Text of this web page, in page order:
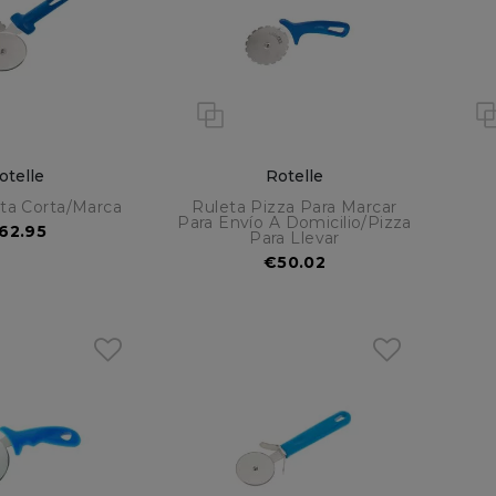
Corta/marca
Rotelle
Ruleta Pizza Para Marcar
Para Envío A Domicilio/pizza
Para Llevar
€50.02